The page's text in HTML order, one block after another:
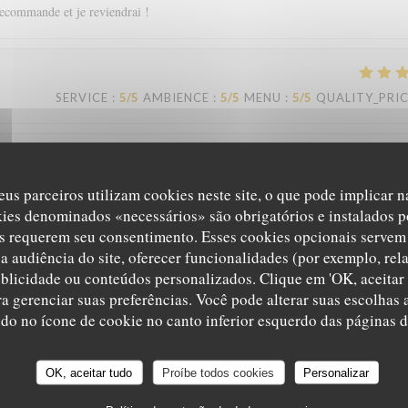
parceiros utilizam cookies neste site, o que pode implicar
denominados «necessários» são obrigatórios e instalados
seu consentimento. Esses cookies opcionais
audiência do site, oferecer funcionalidades (por exemplo,
ou conteúdos personalizados. Clique em 'OK,
gerenciar suas preferências. Você pode alterar suas escolhas
no ícone de cookie no canto inferior esquerdo das páginas
OK, aceitar tudo Proíbe todos cookies Personalizar
et je reviendrai !
SERVICE : 5/5 AMBIENCE : 5/5 MENU : 5/5
Je recommande.
SERVICE : 4/5 AMBIENCE: 4/5 MENU: 5/5
Le Sale Gosse